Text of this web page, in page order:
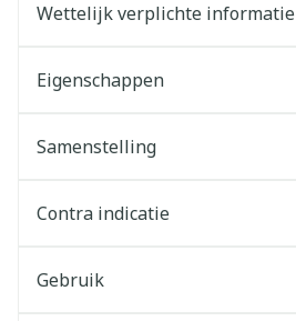
Wettelijk verplichte informatie
Eigenschappen
Samenstelling
Contra indicatie
Gebruik